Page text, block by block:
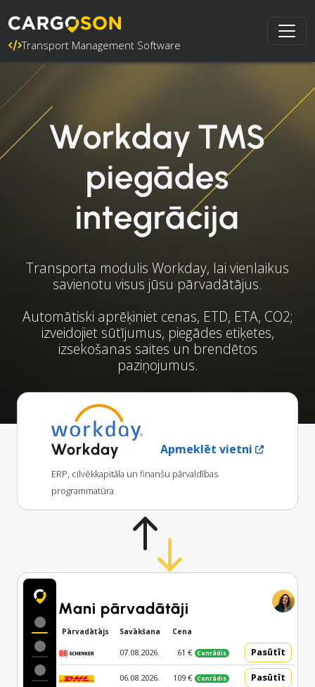
Transport Management Software
Workday TMS
piegādes
integrācija
Transporta modulis Workday, lai vienlaikus
savienotu visus jūsu pārvadātājus.
Automātiski aprēķiniet cenas, ETD, ETA, CO2;
izveidojiet sūtījumus, piegādes etiķetes,
izsekošanas saites un brendētos
paziņojumus.
Workday Apmeklēt vietni
ERP, cilvēkkapitāla un finanšu pārvaldības
programmatūra
Mani pārvadātāji
Pārvadātājs Savākšana Cena
07.08.2026. 61 € Cenrādis Pasūtīt
06.08.2026. 109 € Cenrādis Pasūtīt